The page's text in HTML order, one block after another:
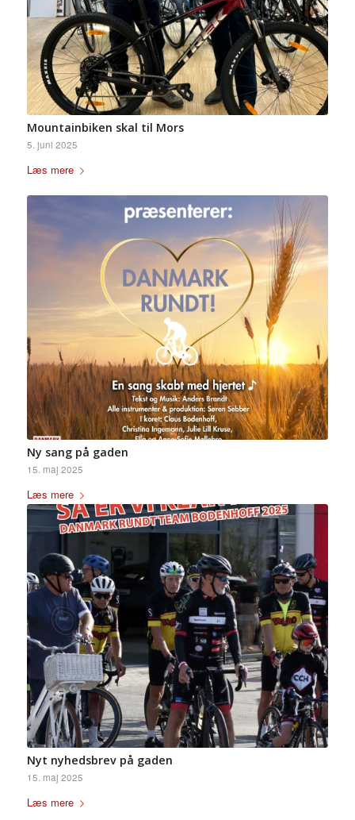
Mountainbiken skal til Mors
5. juni 2025
Læs mere
Ny sang på gaden
15. maj 2025
Læs mere
Nyt nyhedsbrev på gaden
15. maj 2025
Læs mere